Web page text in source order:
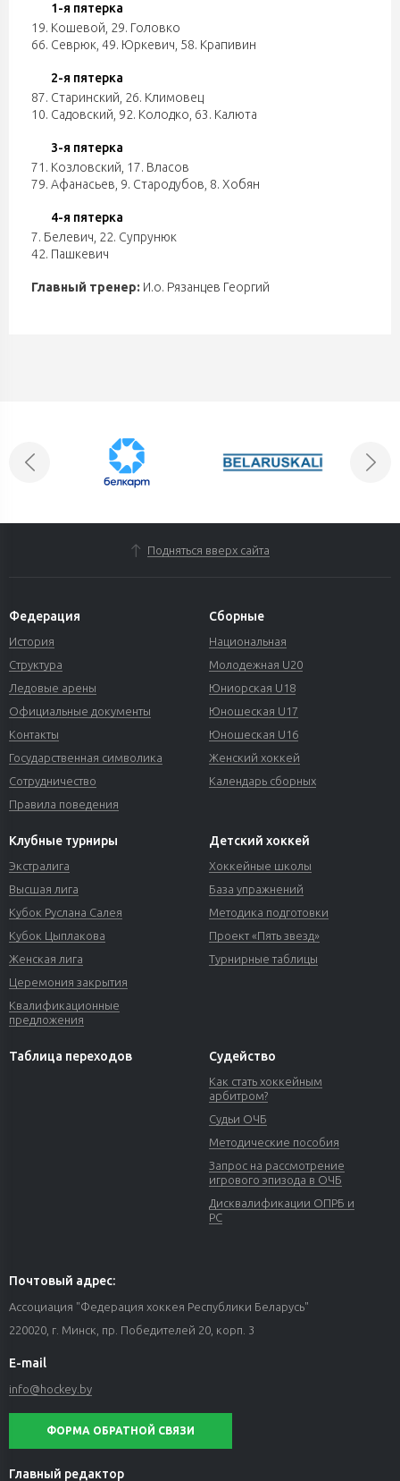
1-я пятерка
19. Кошевой 29. Головко
66. Севрюк 49. Юркевич 58. Крапивин
2-я пятерка
87. Старинский 26. Климовец
10. Садовский 92. Колодко 63. Калюта
3-я пятерка
71. Козловский 17. Власов
79. Афанасьев 9. Стародубов 8. Хобян
4-я пятерка
7. Белевич 22. Супрунюк
42. Пашкевич
Главный тренер: И.о. Рязанцев Георгий
Подняться вверх сайта
Федерация
История
Структура
Ледовые арены
Официальные документы
Контакты
Государственная символика
Сотрудничество
Правила поведения
Сборные
Национальная
Молодежная U20
Юниорская U18
Юношеская U17
Юношеская U16
Женский хоккей
Календарь сборных
Клубные турниры
Экстралига
Высшая лига
Кубок Руслана Салея
Кубок Цыплакова
Женская лига
Церемония закрытия
Квалификационные
предложения
Детский хоккей
Хоккейные школы
База упражнений
Методика подготовки
Проект «Пять звезд»
Турнирные таблицы
Таблица переходов Судейство
Как стать хоккейным
арбитром?
Судьи ОЧБ
Методические пособия
Запрос на рассмотрение
игрового эпизода в ОЧБ
Дисквалификации ОПРБ и
РС
Почтовый адрес:
Ассоциация "Федерация хоккея Республики Беларусь"
220020, г. Минск, пр. Победителей 20, корп. 3
E-mail
info@hockey.by
ФОРМА ОБРАТНОЙ СВЯЗИ
Главный редактор